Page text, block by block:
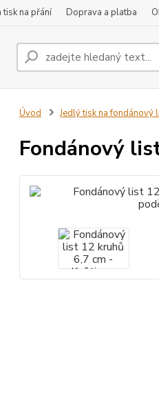
tisk na přání Doprava a platba
Úvod Jedlý tisk na fondánový
Fondánový